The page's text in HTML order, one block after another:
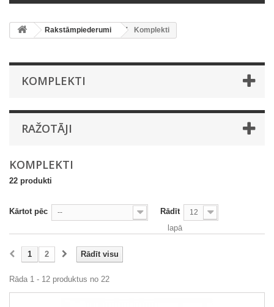
Rakstāmpiederumi Komplekti
KOMPLEKTI
RAŽOTĀJI
KOMPLEKTI
22 produkti
Kārtot pēc -- Rādīt 12
lapā
Rādīt visu
1 2
Rāda 1 - 12 produktus no 22